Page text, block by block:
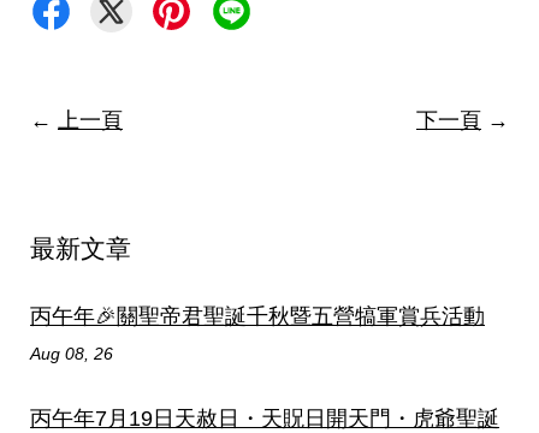
← 上一頁 下一頁 →
最新文章
丙午年🎉關聖帝君聖誕千秋暨五營犒軍賞兵活動
Aug 08, 26
丙午年7月19日天赦日・天貺日開天門・虎爺聖誕